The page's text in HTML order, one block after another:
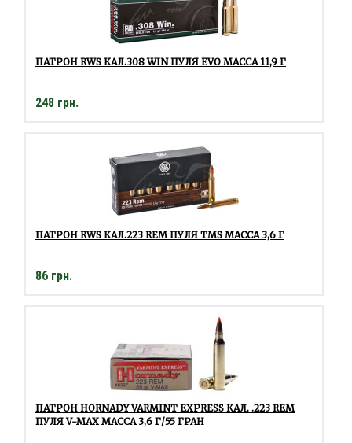
ПАТРОН RWS КАЛ.308 WIN ПУЛЯ EVO МАССА 11,9 Г
248 грн.
ПАТРОН RWS КАЛ.223 REM ПУЛЯ TMS МАССА 3,6 Г
86 грн.
ПАТРОН HORNADY VARMINT EXPRESS КАЛ. .223 REM
ПУЛЯ V-MAX МАССА 3,6 Г/55 ГРАН